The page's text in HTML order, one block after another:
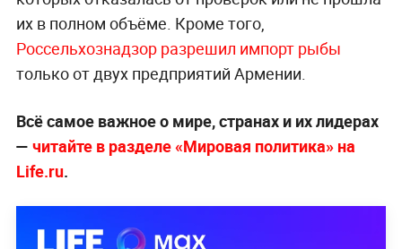
их в полном объёме. Кроме того,
Россельхознадзор разрешил импорт рыбы
только от двух предприятий Армении.
Всё самое важное о мире, странах и их лидерах
— читайте в разделе «Мировая политика» на
Life.ru.